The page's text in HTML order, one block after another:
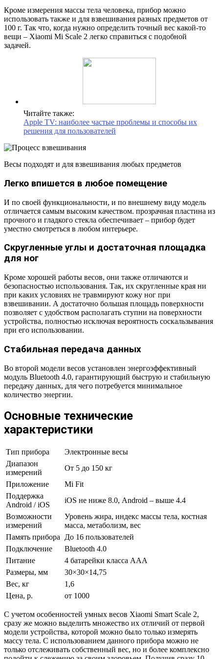
Кроме измерения массы тела человека, прибор можно
использовать также и для взвешивания разных предметов от
100 г. Так что, когда нужно определить точный вес какой-то
вещи – Xiaomi Mi Scale 2 легко справиться с подобной
задачей.
Читайте также:
Apple TV: наиболее частые проблемы и способы их
решения для пользователей
Весы подходят и для взвешивания любых предметов
Легко впишется в любое помещение
И по своей функциональности, и по внешнему виду модель
отличается самым высоким качеством. прозрачная пластина из
прочного и гладкого стекла обеспечивает – прибор будет
уместно смотреться в любом интерьере.
Скругленные углы и достаточная площадка
для ног
Кроме хорошей работы весов, они также отличаются и
безопасностью использования. Так, их скругленные края ни
при каких условиях не травмируют кожу ног при
взвешивании. А достаточно большая площадь поверхности
позволяет с удобством располагать ступни на поверхности
устройства, полностью исключая вероятность соскальзывания
при его использовании.
Стабильная передача данных
Во второй модели весов установлен энергоэффективный
модуль Bluetooth 4.0, гарантирующий быструю и стабильную
передачу данных, для чего потребуется минимальное
количество энергии.
Основные технические
характеристики
Тип прибора
Электронные весы
Диапазон
измерений
От 5 до 150 кг
Приложение
Mi Fit
Поддержка
Android / iOS
iOS не ниже 8.0, Android – выше 4.4
Возможности
измерений
Уровень жира, индекс массы тела, костная
масса, метаболизм, вес
Память прибора До 16 пользователей
Подключение
Bluetooth 4.0
Питание
4 батарейки класса ААА
Размеры, мм
30×30×14,75
Вес, кг
1,6
Цена, р.
от 1000
С учетом особенностей умных весов Xiaomi Smart Scale 2,
сразу же можно выделить множество их отличий от первой
модели устройства, которой можно было только измерять
массу тела. С использованием данного прибора можно не
только отслеживать собственный вес, но и более комплексно